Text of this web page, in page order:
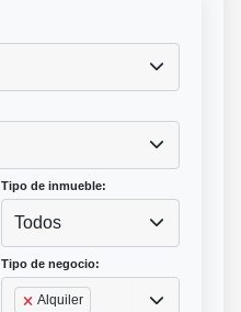
Tipo de inmueble:
Todos
Tipo de negocio:
Alquiler